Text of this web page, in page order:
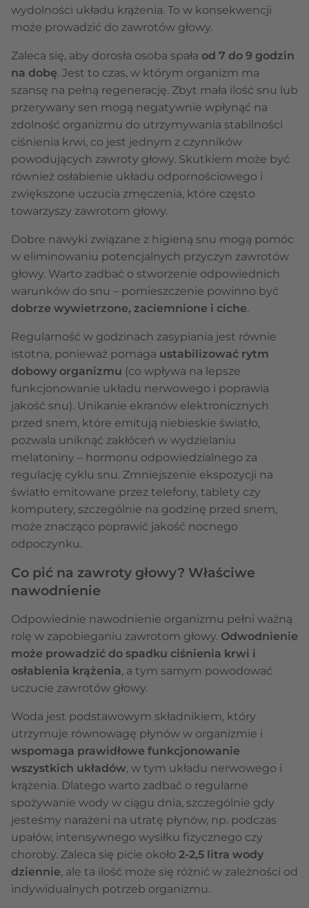
wydolności układu krążenia. To w konsekwencji
może prowadzić do zawrotów głowy.
Zaleca się, aby dorosła osoba spała od 7 do 9 godzin
na dobę. Jest to czas, w którym organizm ma
szansę na pełną regenerację. Zbyt mała ilość snu lub
przerywany sen mogą negatywnie wpłynąć na
zdolność organizmu do utrzymywania stabilności
ciśnienia krwi, co jest jednym z czynników
powodujących zawroty głowy. Skutkiem może być
również osłabienie układu odpornościowego i
zwiększone uczucia zmęczenia, które często
towarzyszy zawrotom głowy.
Dobre nawyki związane z higieną snu mogą pomóc
w eliminowaniu potencjalnych przyczyn zawrotów
głowy. Warto zadbać o stworzenie odpowiednich
warunków do snu – pomieszczenie powinno być
dobrze wywietrzone, zaciemnione i ciche.
Regularność w godzinach zasypiania jest równie
istotna, ponieważ pomaga ustabilizować rytm
dobowy organizmu (co wpływa na lepsze
funkcjonowanie układu nerwowego i poprawia
jakość snu). Unikanie ekranów elektronicznych
przed snem, które emitują niebieskie światło,
pozwala uniknąć zakłóceń w wydzielaniu
melatoniny – hormonu odpowiedzialnego za
regulację cyklu snu. Zmniejszenie ekspozycji na
światło emitowane przez telefony, tablety czy
komputery, szczególnie na godzinę przed snem,
może znacząco poprawić jakość nocnego
odpoczynku.
Co pić na zawroty głowy? Właściwe
nawodnienie
Odpowiednie nawodnienie organizmu pełni ważną
rolę w zapobieganiu zawrotom głowy. Odwodnienie
może prowadzić do spadku ciśnienia krwi i
osłabienia krążenia, a tym samym powodować
uczucie zawrotów głowy.
Woda jest podstawowym składnikiem, który
utrzymuje równowagę płynów w organizmie i
wspomaga prawidłowe funkcjonowanie
wszystkich układów, w tym układu nerwowego i
krążenia. Dlatego warto zadbać o regularne
spożywanie wody w ciągu dnia, szczególnie gdy
jesteśmy narażeni na utratę płynów, np. podczas
upałów, intensywnego wysiłku fizycznego czy
choroby. Zaleca się picie około 2-2,5 litra wody
dziennie, ale ta ilość może się różnić w zależności od
indywidualnych potrzeb organizmu.